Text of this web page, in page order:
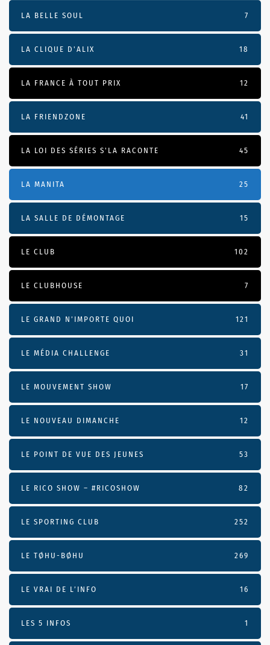
LA BELLE SOUL 7
LA CLIQUE D'ALIX 18
LA FRANCE À TOUT PRIX 12
LA FRIENDZONE 41
LA LOI DES SÉRIES S'LA RACONTE 45
LA MANITA 25
LA SALLE DE DÉMONTAGE 15
LE CLUB 102
LE CLUBHOUSE 7
LE GRAND N’IMPORTE QUOI 121
LE MÉDIA CHALLENGE 31
LE MOUVEMENT SHOW 17
LE NOUVEAU DIMANCHE 12
LE POINT DE VUE DES JEUNES 53
LE RICO SHOW – #RICOSHOW 82
LE SPORTING CLUB 252
LE TØHU-BØHU 269
LE VRAI DE L’INFO 16
LES 5 INFOS 1